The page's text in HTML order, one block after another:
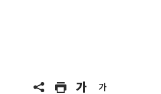
제주 30˚C